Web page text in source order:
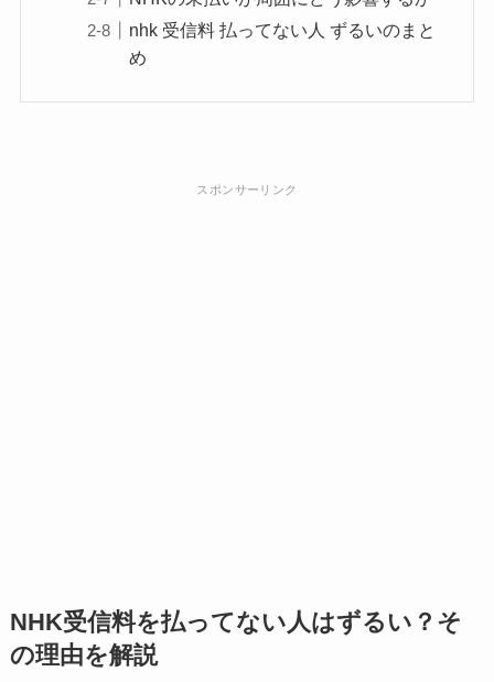
nhk 受信料 払ってない人 ずるいのまと
め
スポンサーリンク
NHK受信料を払ってない人はずるい？そ
の理由を解説